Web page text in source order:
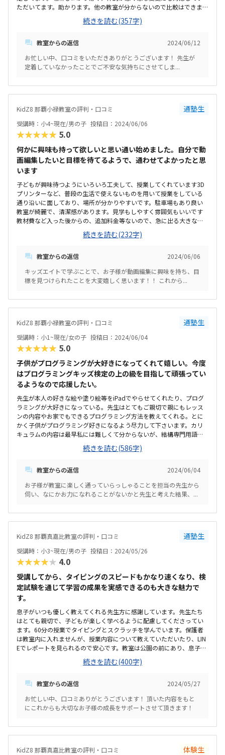
ただいてます。助かります。他の教室が分からないので比較はできませ
んが、いつもきちんと整理できていて勉強しやすいと思います。他の
プログラミング教室より良心的な金額だと思います。追加料金も無い
たが、先生方が根気よく教えて頂いて、自分でゲームらしき物？が作
も楽しそうにやってます。最初の頃は先生が固定されず少し気になり
ました。後は特にありません。
続きを読む(357字)
教室からの返信
2024/06/12
お忙しい中、口コミをいただきありがとうございます！ 先生が
定着していなかったことでご不安な気持ちにさせてしま...
KidZ8 那覇小禄教室の評判・口コミ 通塾生
受講時：小4~現在/男の子 投稿日：2024/06/06
★★★★★ 5.0
何かに興味も持って欲しいと思い通い始めました。自分で動
画編集したいと目標を待てるようで、通わせてよかったと思
います
子どもが興味待つようにいろいろ工夫して、授業してくれています3D
プリンターなど、普段の生活で使えないものを用いて授業をしている
通り沿いに面しており、場所が分かりやすいです。駐車場もあり良い
教室が綺麗で、清潔感があります。見学もしやすく雰囲気もいいです
教材費など入った後からの、追加料金等ないので、急に出る大きな出
費がなく良い最近の試験で、目標点より高得点で合格できとても喜ん
でました。初めての試験だったので自信がついたようです特になしこ
続きを読む(232字)
教室からの返信
2024/06/06
キッズエイトで学ぶことで、お子様が動画編集に興味を持ち、目
標を見つけられたことを大変嬉しく思います！！ これから...
KidZ8 那覇小禄教室の評判・口コミ 通塾生
受講時：小1~現在/女の子 投稿日：2024/06/04
★★★★★ 5.0
子供がプログラミングが大好きになってくれて嬉しい。今度
はプログラミングキッズ検定の上の級を目指して頑張ってい
るようなので応援したい。
先生が本人の好きな絵や塗り絵等をiPadでやらせてくれたり、プログ
ラミングが大好きになっている。先生はとてもご親切で親にもレッス
ンの内容やお家でもできるプログラミング方法を教えてくれる。とに
かく子供がプログラミング好きになるよう尽力して下さいます。カリ
キュラムの内容は最早私には難しくて分からないが、結構専門用語を
覚えてくるので驚いている。授業は毎回楽しみにしている。小禄駅か
ら徒歩で行けるのでアクセスは便利だと思う。ただ駐車場が少ないの
徒さんはかなり通いやすいと思う。教室はとても綺麗で、物がごちゃ
ロボットや3Dプリンターもあり、女の子もとても興味を持つのに役立
っていると思う。やや月謝は高めだが、授業で使用するアプリ等教材
受けられているので特に不満はない。小1からこちらに通い始めて、1
年でプログラミングキッズ検定のエントリーに合格でき、本人も大分
自信がついている。また、女の子なのであまりプログラミングに興味
がないかもしれないと思ったが、今では親の私より詳しくて驚いてい
る。まだ小学2年生なので、漢字に四苦八苦しているようです。教材
等、出来るだけふりがながあればいいなと思います。
続きを読む(586字)
教室からの返信
2024/06/04
お子様が教室に楽しく通っていらっしゃることを担当の先生から
伺い、なにかお力になれることがないかと先生と考えた結果、...
KidZ8 那覇真嘉比教室の評判・口コミ 通塾生
受講時：小3~現在/男の子 投稿日：2024/05/26
★★★★★ 4.0
受講してから、タイピングのスピードもかなり速くなり、検
定試験を通じて学習の成果を実感できるのも大きな魅力で
す。
息子がいつも優しく教えてくれる先生方に感謝しています。先生たち
はとても親切で、子どもが楽しく学べるように配慮してくださってい
ます。60分の授業でタイピングとスクラッチを学んでいます。保護者
は教室内に入れませんが、授業内容について教えていただいたり、LIN
Eでレポートを見られるので安心です。教室は公園の前にあり、息子の
授業中にそこで遊んだりできます。また、1階にあるパン屋さんもおす
すめです。教室は狭いですが、清潔で綺麗な印象があります。学習環境
な範囲だと思います。子どもが楽しそうに授業のことを話してくれる
子が見られるのは安心です。検定試験もあるので、モチベーションも
高まっています。強いて言えば料金が高い点ですが、これは私たちが
続きを読む(400字)
教室からの返信
2024/05/27
お忙しい中、口コミありがとうございます！ 頂いた内容をもと
にこれからも大切なお子様の成長をサポートさせて頂きます！
KidZ8 那覇真嘉比教室の評判・口コミ 体験生